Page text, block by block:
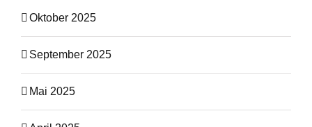
Oktober 2025
September 2025
Mai 2025